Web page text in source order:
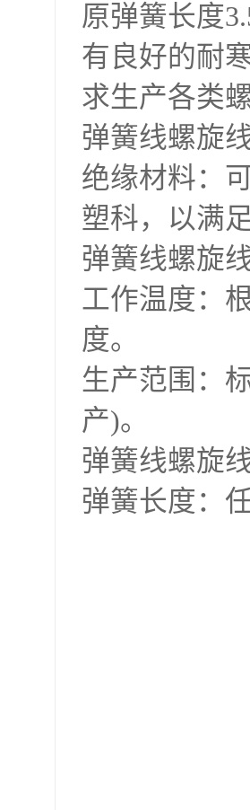
原弹簧长度
有良好的耐
求生产各类
弹簧线螺旋
绝缘材料：
塑科，以满
弹簧线螺旋
工作温度：
度。
生产范围：
产)。
弹簧线螺旋
弹簧长度：